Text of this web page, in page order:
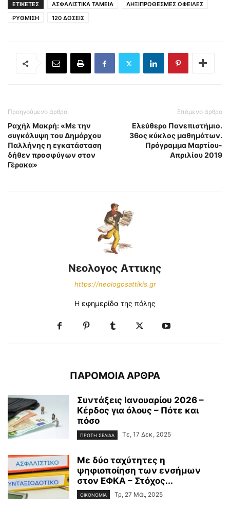
ΕΤΙΚΕΤΕΣ ΑΣΦΑΛΙΣΤΙΚΑ ΤΑΜΕΙΑ
ΛΗΞΙΠΡΟΘΕΣΜΕΣ ΟΦΕΙΛΕΣ
ΡΥΘΜΙΣΗ
120 ΔΟΣΕΙΣ
Προηγούμενο άρθρο
Ραχήλ Μακρή: «Με την
συγκάλυψη του Δημάρχου
Παλλήνης η εγκατάσταση
δήθεν προσφύγων στον
Γέρακα»
Επόμενο άρθρο
Ελεύθερο Πανεπιστήμιο.
36ος κύκλος μαθημάτων.
Πρόγραμμα Μαρτίου-
Απριλίου 2019
Νεολογος Αττικης
https://neologosattikis.gr
Η εφημερίδα της πόλης
ΠΑΡΟΜΟΙΑ ΑΡΘΡΑ
Συντάξεις Ιανουαρίου 2026 –
Κέρδος για όλους – Πότε και
πόσο
ΠΡΩΤΗ ΣΕΛΙΔΑ Τε, 17 Δεκ, 2025
Με δύο ταχύτητες η
ψηφιοποίηση των ενσήμων
στον ΕΦΚΑ – Στόχος...
ΟΙΚΟΝΟΜΙΑ Τρ, 27 Μάι, 2025